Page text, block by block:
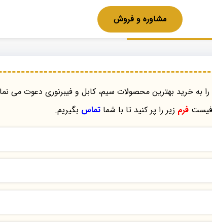
مشاوره و فروش
به خرید بهترین محصولات سیم، کابل و فیبرنوری دعوت می
فرم زیر را پر کنید تا با شماتماس بگیریم.